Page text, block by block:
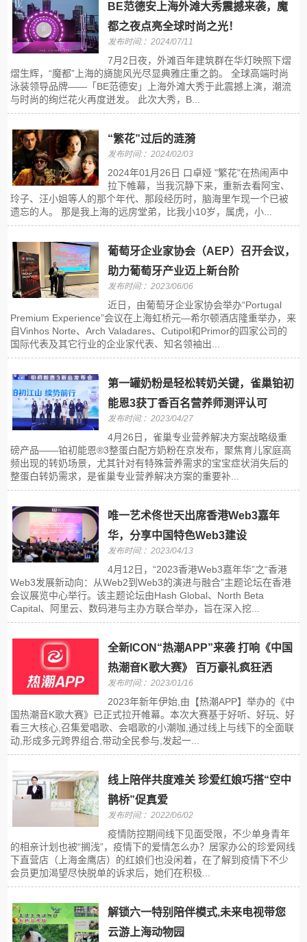
BE范德安上海外滩大秀震撼来袭，魔
都之夜点亮全球时尚之光！
发布时间:：2024/07/11
7月2日夜，外滩百年建筑群在华灯映照下熠
熠生辉，“魔都”上海的旖旎风光尽显典雅庄重之韵。 全球高端时尚
泳装领导品牌——「BE范德安」上海外滩大秀于此震撼上演，潮流
与时尚的绚烂花火再度迸发。 此次大秀，B...
“繁花”过后的涟漪
发布时间:：2024/02/03
2024年01月26日 口卓娅 "繁花"在热闹声中
拉下帷幕，当我沉静下来，重新去看阿宝、
玲子、汪小姐等人的那个年代、那段经历时，脑海里乍现一个已被
遗忘的人。 那是我上海的远房堂弟，比我小10岁，属虎，小...
葡萄牙企业家协会（AEP）召开会议，
助力葡萄牙产业迈上新台阶
发布时间:：2023/06/06
近日，由葡萄牙企业家协会举办“Portugal
Premium Experience”会议在上海虹桥元—希尔顿酒店隆重举办，来
自Vinhos Norte、Arch Valadares、Cutipol和Primor的四家公司的
国际代表及其它行业的企业家代表、知名领袖出...
第一罐奶粉是轻松转奶关键，雀巢铂初
能恩3获丁香百名营养师测评认可
发布时间:：2023/04/27
4月26日，雀巢专业营养解决方案战略级重
磅产品——铂初能恩®3整蛋白配方奶粉在京发布，聚焦育儿家庭高
频出现的转奶场景，尤其针对有特殊营养需求的宝宝症状消失后的
整蛋白转奶需求，是雀巢专业营养解决方案的重要补...
唯一艺术佟世天出席香港Web3嘉年
华，分享中国特色Web3建设
发布时间:：2023/04/13
4月12日，“2023香港Web3嘉年华”之“香港
Web3发展新动向：从Web2到Web3的演进与融合”主题论坛在香港
会议展览中心举行。该主题论坛由Hash Global、North Beta
Capital、阿里云、数码港与主办方联合举办，旨在深入挖...
全新ICON“热潮APP”来袭 打响《中国
热潮音K歌大赛》 百万豪礼疯狂洒
发布时间:：2023/01/16
2023年新年伊始,由【热潮APP】举办的《中
国热潮音K歌大赛》已正式拉开帷幕。本次大赛基于好听、好玩、好
看三大核心,召集爱唱歌、会唱歌的小潮咖,通过线上与线下的全面联
动,形成多元跨界组合,带动全民参与,发起一...
线上陪伴共度难关 珍爱红娘巧搭“空中
鹊桥”促真爱
发布时间:：2022/06/02
​疫情防控期间线下见面受限，不少单身青年
的相亲计划也被“搁浅”，疫情下的爱情怎么办？居家办公的珍爱网线
下直营店（上海金鹰店）的红娘们也没闲着，在了解到疫情下不少
会员更加渴望尽快脱单的诉求后，她们在积极...
解锁六一特别陪伴模式,未来电视带您
云游上海动物园